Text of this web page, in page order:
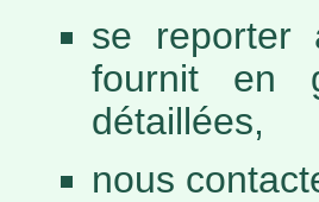
se reporter
fournit en
détaillées,
nous